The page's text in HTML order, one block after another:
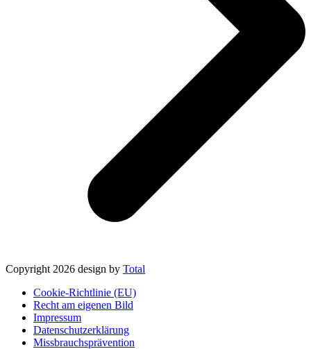
Copyright 2026 design by Total
Cookie-Richtlinie (EU)
Recht am eigenen Bild
Impressum
Datenschutzerklärung
Missbrauchsprävention